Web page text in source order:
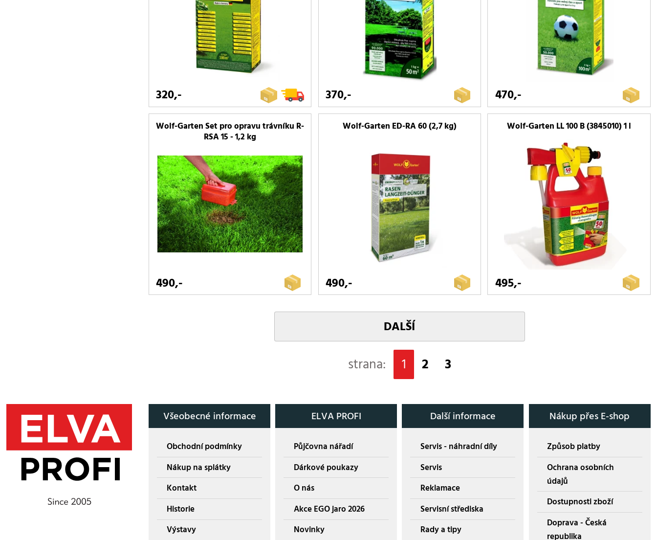
320,- 370,- 470,-
Wolf-Garten Set pro opravu trávníku R-
RSA 15 - 1,2 kg
490,-
Wolf-Garten ED-RA 60 (2,7 kg)
490,-
Wolf-Garten LL 100 B (3845010) 1 l
495,-
DALŠÍ
strana: 1 2 3
Všeobecné informace
Obchodní podmínky
Nákup na splátky
Kontakt
Historie
Výstavy
ELVA PROFI
Půjčovna nářadí
Dárkové poukazy
O nás
Akce EGO jaro 2026
Novinky
Další informace
Servis - náhradní díly
Servis
Reklamace
Servisní střediska
Rady a tipy
Nákup přes E-shop
Způsob platby
Ochrana osobních
údajů
Dostupnosti zboží
Doprava - Česká
republika